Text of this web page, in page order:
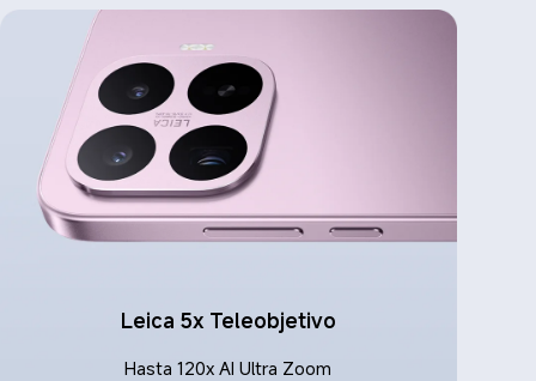
Leica 5x Teleobjetivo
Hasta 120x AI Ultra Zoom